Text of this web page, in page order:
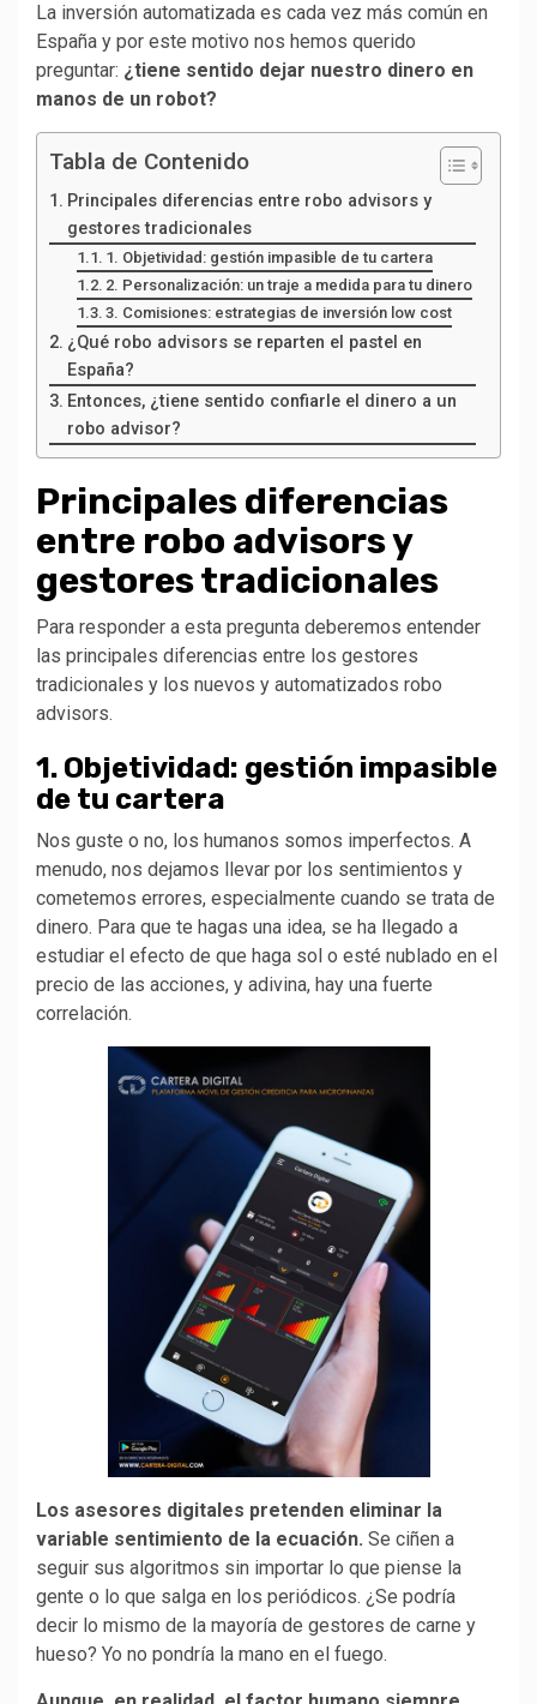
La inversión automatizada es cada vez más común en
España y por este motivo nos hemos querido
preguntar: ¿tiene sentido dejar nuestro dinero en
manos de un robot?
Tabla de Contenido
Principales diferencias entre robo advisors y
gestores tradicionales
1. Objetividad: gestión impasible de tu cartera
2. Personalización: un traje a medida para tu dinero
3. Comisiones: estrategias de inversión low cost
¿Qué robo advisors se reparten el pastel en
España?
Entonces, ¿tiene sentido confiarle el dinero a un
robo advisor?
Principales diferencias
entre robo advisors y
gestores tradicionales
Para responder a esta pregunta deberemos entender
las principales diferencias entre los gestores
tradicionales y los nuevos y automatizados robo
advisors.
1. Objetividad: gestión impasible
de tu cartera
Nos guste o no, los humanos somos imperfectos. A
menudo, nos dejamos llevar por los sentimientos y
cometemos errores, especialmente cuando se trata de
dinero. Para que te hagas una idea, se ha llegado a
estudiar el efecto de que haga sol o esté nublado en el
precio de las acciones, y adivina, hay una fuerte
correlación.
Los asesores digitales pretenden eliminar la
variable sentimiento de la ecuación. Se ciñen a
seguir sus algoritmos sin importar lo que piense la
gente o lo que salga en los periódicos. ¿Se podría
decir lo mismo de la mayoría de gestores de carne y
hueso? Yo no pondría la mano en el fuego.